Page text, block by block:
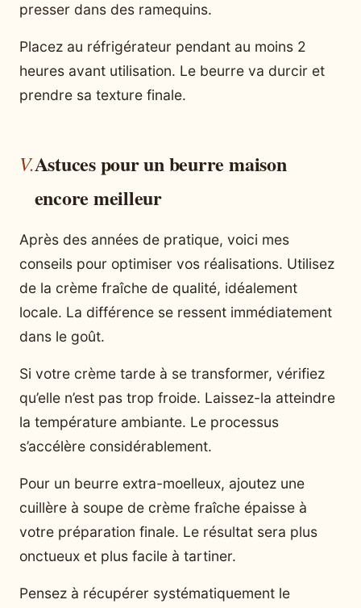
presser dans des ramequins.
Placez au réfrigérateur pendant au moins 2
heures avant utilisation. Le beurre va durcir et
prendre sa texture finale.
Astuces pour un beurre maison
encore meilleur
Après des années de pratique, voici mes
conseils pour optimiser vos réalisations. Utilisez
de la crème fraîche de qualité, idéalement
locale. La différence se ressent immédiatement
dans le goût.
Si votre crème tarde à se transformer, vérifiez
qu’elle n’est pas trop froide. Laissez-la atteindre
la température ambiante. Le processus
s’accélère considérablement.
Pour un beurre extra-moelleux, ajoutez une
cuillère à soupe de crème fraîche épaisse à
votre préparation finale. Le résultat sera plus
onctueux et plus facile à tartiner.
Pensez à récupérer systématiquement le